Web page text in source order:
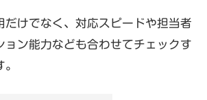
だけでなく、対応スピードや担当者
ョン能力なども合わせてチェックす